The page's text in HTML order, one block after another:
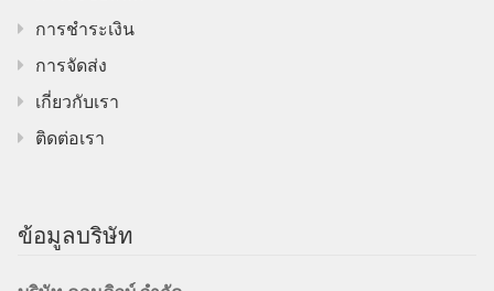
การชำระเงิน
การจัดส่ง
เกี่ยวกับเรา
ติดต่อเรา
ข้อมูลบริษัท